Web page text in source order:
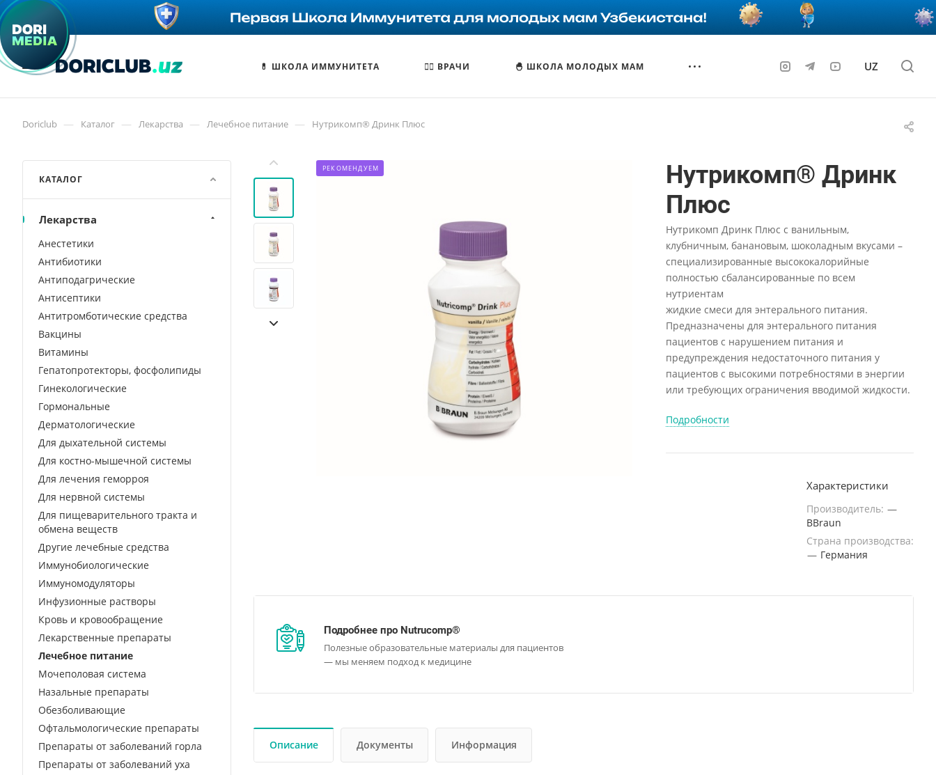
💊 ШКОЛА ИММУНИТЕТА 🧑‍⚕️ ВРАЧИ 🐣 ШКОЛА МОЛОДЫХ МАМ UZ
Doriclub — Каталог — Лекарства — Лечебное питание — Нутрикомп® Дринк Плюс
РЕКОМЕНДУЕМ
Нутрикомп® Дринк
Плюс
Нутрикомп Дринк Плюс с ванильным,
клубничным, банановым, шоколадным вкусами –
специализированные высококалорийные
полностью сбалансированные по всем
нутриентам
жидкие смеси для энтерального питания.
Предназначены для энтерального питания
пациентов с нарушением питания и
предупреждения недостаточного питания у
пациентов с высокими потребностями в энергии
или требующих ограничения вводимой жидкости.
Подробности
Характеристики
Производитель: —
BBraun
Страна производства:
— Германия
Подробнее про Nutrucomp®
Полезные образовательные материалы для пациентов
— мы меняем подход к медицине
Описание Документы Информация
КАТАЛОГ
Лекарства
Анестетики
Антибиотики
Антиподагрические
Антисептики
Антитромботические средства
Вакцины
Витамины
Гепатопротекторы, фосфолипиды
Гинекологические
Гормональные
Дерматологические
Для дыхательной системы
Для костно-мышечной системы
Для лечения геморроя
Для нервной системы
Для пищеварительного тракта и
обмена веществ
Другие лечебные средства
Иммунобиологические
Иммуномодуляторы
Инфузионные растворы
Кровь и кровообращение
Лекарственные препараты
Лечебное питание
Мочеполовая система
Назальные препараты
Обезболивающие
Офтальмологические препараты
Препараты от заболеваний горла
Препараты от заболеваний уха